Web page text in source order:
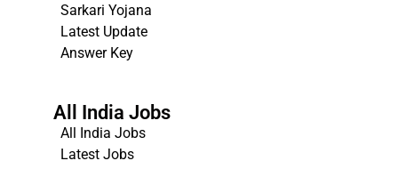
Sarkari Yojana
Latest Update
Answer Key
All India Jobs
All India Jobs
Latest Jobs